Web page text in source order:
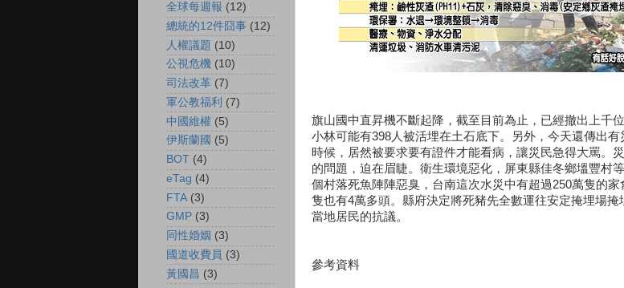
旗山國中直昇機不斷起降，截至目前為止，已經撤出上千
小林可能有398人被活埋在土石底下。另外，今天還傳出有
時候，居然被要求要有證件才能看病，讓災民急得大罵。
的問題，迫在眉睫。衛生環境惡化，屏東縣佳冬鄉塭豐村
個村落死魚陣陣惡臭，台南這次水災中有超過250萬隻的家
隻也有4萬多頭。縣府決定將死豬先全數運往安定掩埋場掩
當地居民的抗議。
參考資料
全球每週報 (12)
總統的12件囧事 (12)
人權議題 (10)
公視危機 (10)
司法改革 (7)
軍公教福利 (7)
中國維權 (5)
伊斯蘭國 (5)
BOT (4)
eTag (4)
FTA (3)
GMP (3)
同性婚姻 (3)
國道收費員 (3)
黃國昌 (3)